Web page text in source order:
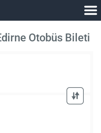
Otobüs Bileti